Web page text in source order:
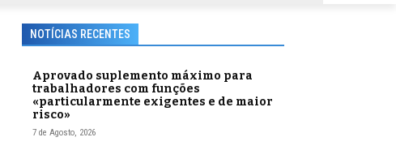
NOTÍCIAS RECENTES
Aprovado suplemento máximo para
trabalhadores com funções
«particularmente exigentes e de maior
risco»
7 de Agosto, 2026